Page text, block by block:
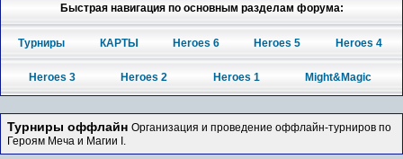
Быстрая навигация по основным разделам форума:
Турниры КАРТЫ Heroes 6 Heroes 5 Heroes 4
Heroes 3 Heroes 2 Heroes 1 Might&Magic
Турниры оффлайн Организация и проведение оффлайн-турниров по
Героям Меча и Магии I.